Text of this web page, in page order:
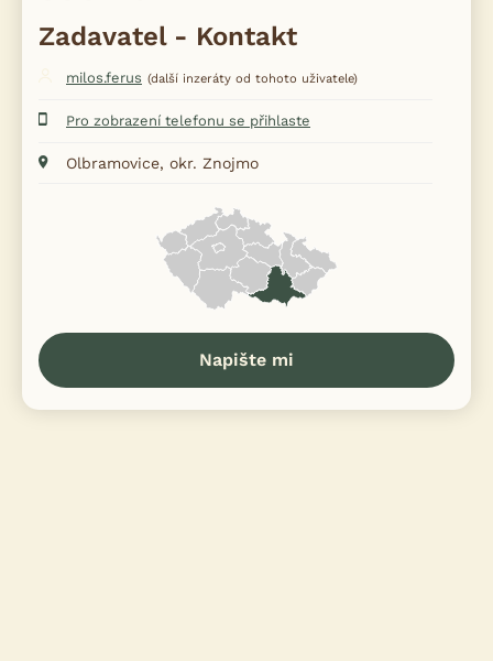
Zadavatel - Kontakt
milos.ferus (další inzeráty od tohoto uživatele)
Pro zobrazení telefonu se přihlaste
Olbramovice, okr. Znojmo
Napište mi